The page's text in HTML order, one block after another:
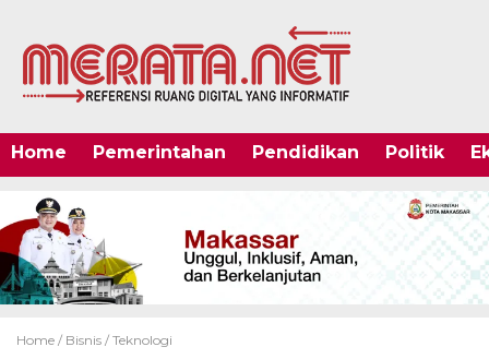
Home Pemerintahan Pendidikan Politik
Home / Bisnis / Teknologi